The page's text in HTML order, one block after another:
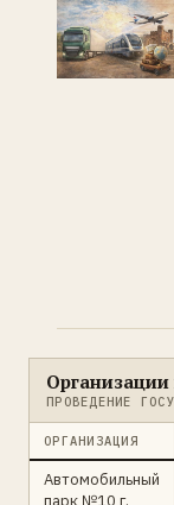
ПРОВЕДЕНИЕ
ОРГАНИЗАЦИЯ
Автомобильный
парк №10 г.